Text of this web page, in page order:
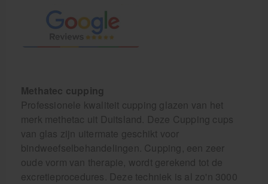
Methatec cupping
Professionele kwaliteit cupping glazen van het
merk methetac uit Duitsland. Deze Cupping cups
van glas zijn uitermate geschikt voor
bindweefselbehandelingen. Cupping, een zeer
oude vorm van therapie, wordt gerekend tot de
excretieprocedures. Deze techniek is al zo'n 3000